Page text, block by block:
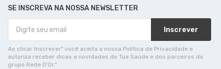
SE INSCREVA NA NOSSA NEWSLETTER
Inscrever
Ao clicar Inscrever" você aceita a nossa Política de Privacidade e
autoriza receber dicas e novidades do Tua Saúde e dos parceiros do
grupo Rede D'Or."